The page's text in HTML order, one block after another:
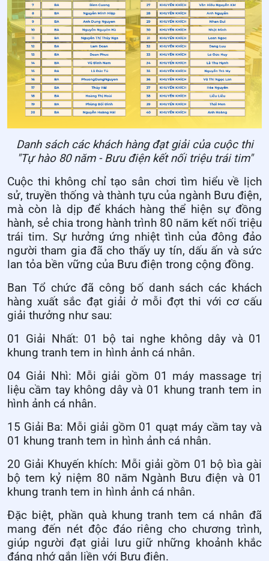
Danh sách các khách hàng đạt giải của cuộc thi
"Tự hào 80 năm - Bưu điện kết nối triệu trái tim"
Cuộc thi không chỉ tạo sân chơi tìm hiểu về lịch
sử, truyền thống và thành tựu của ngành Bưu điện,
mà còn là dịp để khách hàng thể hiện sự đồng
hành, sẻ chia trong hành trình 80 năm kết nối triệu
trái tim. Sự hưởng ứng nhiệt tình của đông đảo
người tham gia đã cho thấy uy tín, dấu ấn và sức
lan tỏa bền vững của Bưu điện trong cộng đồng.
Ban Tổ chức đã công bố danh sách các khách
hàng xuất sắc đạt giải ở mỗi đợt thi với cơ cấu
giải thưởng như sau:
01 Giải Nhất: 01 bộ tai nghe không dây và 01
khung tranh tem in hình ảnh cá nhân.
04 Giải Nhì: Mỗi giải gồm 01 máy massage trị
liệu cầm tay không dây và 01 khung tranh tem in
hình ảnh cá nhân.
15 Giải Ba: Mỗi giải gồm 01 quạt máy cầm tay và
01 khung tranh tem in hình ảnh cá nhân.
20 Giải Khuyến khích: Mỗi giải gồm 01 bộ bìa gài
bộ tem kỷ niệm 80 năm Ngành Bưu điện và 01
khung tranh tem in hình ảnh cá nhân.
Đặc biệt, phần quà khung tranh tem cá nhân đã
mang đến nét độc đáo riêng cho chương trình,
giúp người đạt giải lưu giữ những khoảnh khắc
đáng nhớ gắn liền với Bưu điện.